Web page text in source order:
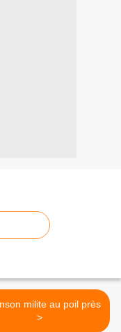
milite au poil près
>